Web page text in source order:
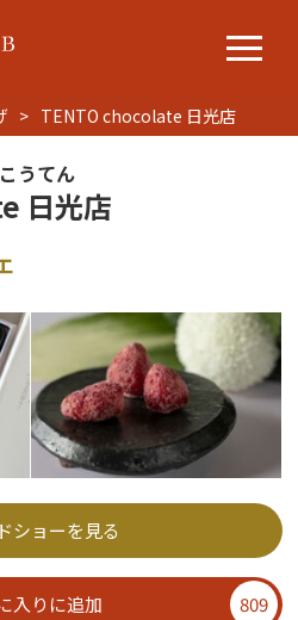
TENTO chocolate 日光店
うてん
日光店
ショーを見る
入りに追加 809